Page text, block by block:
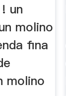
un
molino
fina
molino